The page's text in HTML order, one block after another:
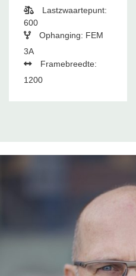
Lastzwaartepunt:
600
Ophanging: FEM
3A
Framebreedte:
1200